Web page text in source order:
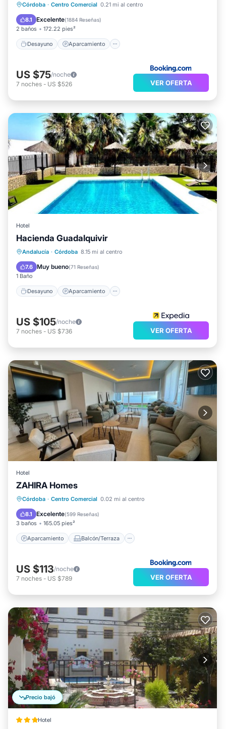
Córdoba · Centro Comercial 0.21 mi al centro
8.1 Excelente(1884 Reseñas)
2 baños 172.22 pies²
Desayuno Aparcamiento
Desayuno
Aparcamiento
Aire acondicionado
US $75/noche
7 noches - US $526 VER OFERTA
Hotel
Hacienda Guadalquivir
Andalucía · Córdoba 8.15 mi al centro
7.6 Muy bueno(71 Reseñas)
1 Baño
Desayuno Aparcamiento
Desayuno Aparcamiento
Balcón/Terraza
US $105/noche
7 noches - US $736 VER OFERTA
Hotel
ZAHIRA Homes
Córdoba · Centro Comercial 0.02 mi al centro
8.1 Excelente(599 Reseñas)
3 baños 165.05 pies²
Aparcamiento Balcón/Terraza
Aparcamiento
Balcón/Terraza
Cocina
Aire acondicionado
US $113/noche
7 noches - US $789 VER OFERTA
Precio bajó
Hotel